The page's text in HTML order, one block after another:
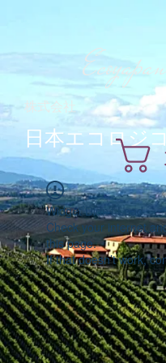
株式会社
日本エコロジコ
Widget Didn’t Load
Check your internet
this page.
If that doesn’t work,